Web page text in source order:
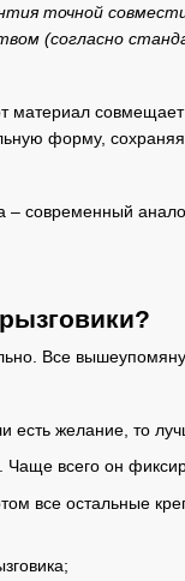
точной
(согласно
материал
форму, сохраняя
– современный
Все
есть желание, то
Чаще всего он
все остальные